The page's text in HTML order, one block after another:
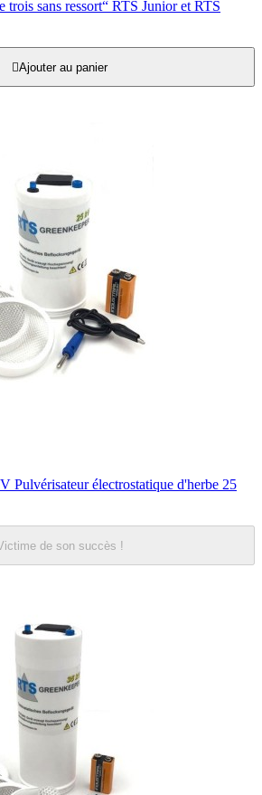
trois sans ressort“ RTS Junior et RTS
Ajouter au panier
Pulvérisateur électrostatique d'herbe 25
de son succès !